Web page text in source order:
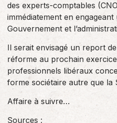
des experts-comptables
immédiatement en
Gouvernement et
Il serait envisagé un report
réforme au prochain
professionnels libéraux
forme sociétaire autre que la
Affaire à suivre…
Sources :